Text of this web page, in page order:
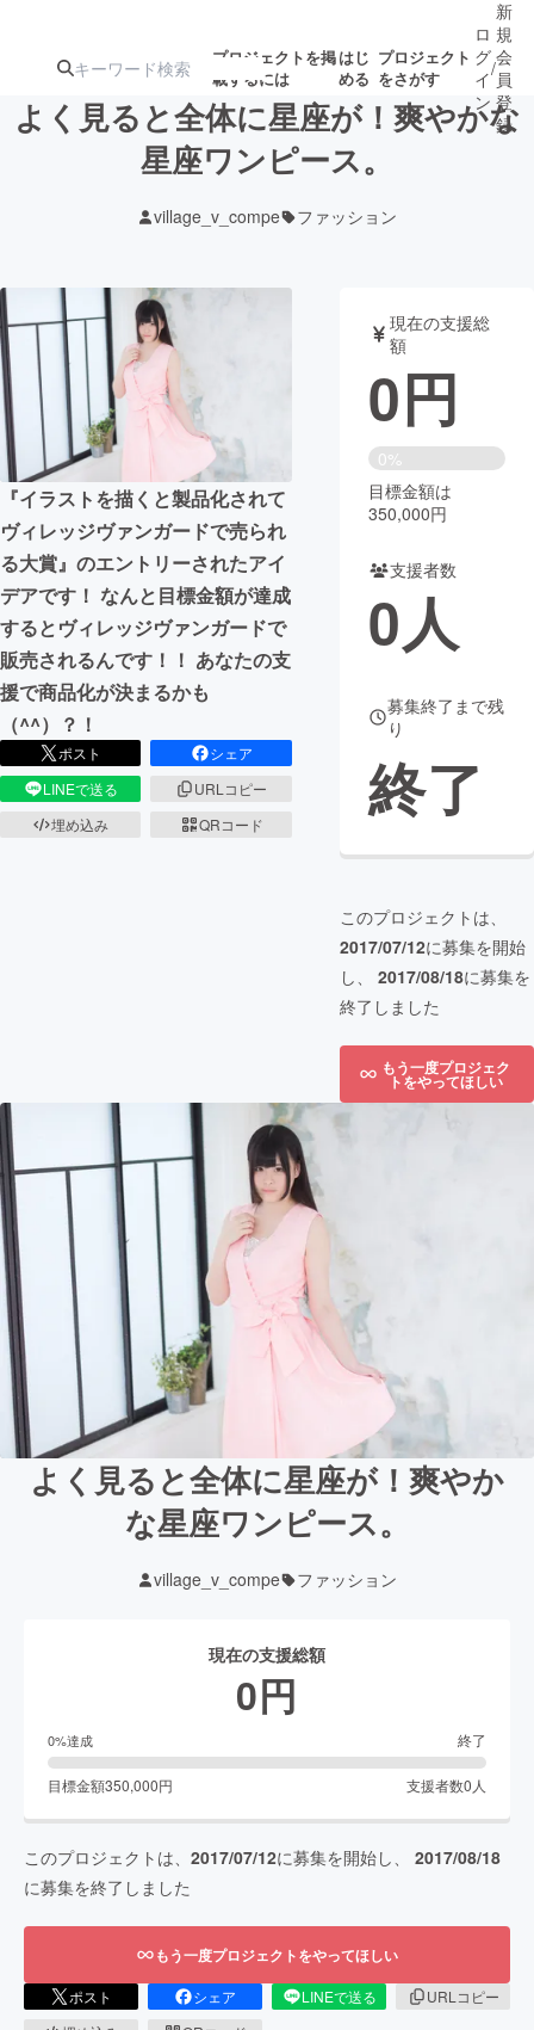
プロジェクトを掲
載するには
はじ
める
プロジェクト
をさがす
ターン
ジェクト
ロジェクト
アート・写真 音楽
テクノロジー・ガジェット ゲーム・サ
書籍・雑誌
ビジネス・起業 チャレンジ
まちづくり・地域活性化
CAMPFIRE for Social Good CAMPFIRE Creation
CAMPFIREふるさと納税
ロ
グ
イ
ン
/
新
規
会
員
登
録
よく見ると全体に星座が！爽やかな
星座ワンピース。
village_v_compe ファッション
『イラストを描くと製品化されて
ヴィレッジヴァンガードで売られ
る大賞』のエントリーされたアイ
デアです！ なんと目標金額が達成
するとヴィレッジヴァンガードで
販売されるんです！！ あなたの支
援で商品化が決まるかも
（^^）？！
ポスト
シェア
LINEで送る
URLコピー
埋め込み
QRコード
現在の支援総
額
0円
0%
目標金額は
350,000円
支援者数
0人
募集終了まで残
り
終了
このプロジェクトは、
2017/07/12に募集を開始
し、 2017/08/18に募集を
終了しました
もう一度プロジェク
トをやってほしい
よく見ると全体に星座が！爽やか
な星座ワンピース。
village_v_compe ファッション
現在の支援総額
0円
0%達成 終了
目標金額350,000円 支援者数0 人
このプロジェクトは、 2017/07/12に募集を開始し、 2017/08/18
に募集を終了しました
もう一度プロジェクトをやってほしい
ポスト シェア LINEで送る
URLコピー